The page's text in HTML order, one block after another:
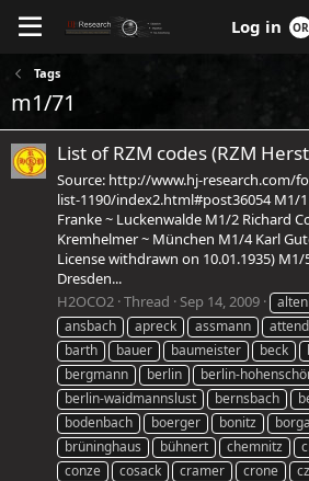
Log in
Tags
m1/71
List of RZM codes (RZM
Source: http://www.hj-research.com/
list-1190/index2.html#post36054 M1/
Franke ~ Luckenwalde M1/2 Richard
Kremhelmer ~ München M1/4 Karl
License withdrawn on 10.01.1935)
Dresden...
H2OCO2 Thread Sep 14, 2009
ansbach
apreck assmann
barth
bauer baumeister beck
bergmann
berlin
berlin-
berlin-waidmannslust
bernsbach
bodenbach
boerger bonitz
brüninghaus
bühnert chemnitz
conze
cosack cramer crone